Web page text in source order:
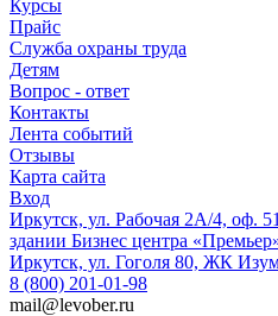
Курсы
Прайс
Служба охраны труда
Детям
Вопрос - ответ
Контакты
Лента событий
Отзывы
Карта сайта
Вход
Иркутск, ул. Рабочая 2А/4, оф.
здании Бизнес центра
Иркутск, ул. Гоголя 80, ЖК
8 (800) 201-01-98
mail@levober.ru